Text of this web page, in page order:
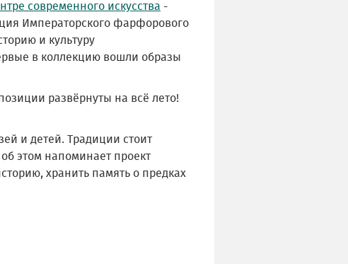
современного искусства -
Императорского фарфорового
и культуру
в коллекцию вошли образы
развёрнуты на всё лето!
и детей. Традиции стоит
этом напоминает проект
хранить память о предках